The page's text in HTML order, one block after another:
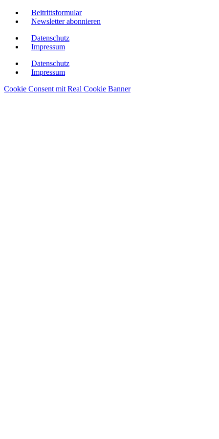
Beitrittsformular
Newsletter abonnieren
Datenschutz
Impressum
Datenschutz
Impressum
Cookie Consent mit Real Cookie Banner